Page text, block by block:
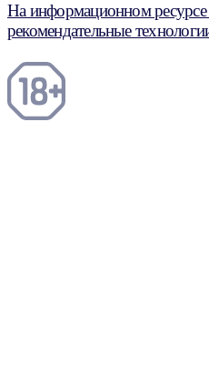
На информационном
рекомендательные